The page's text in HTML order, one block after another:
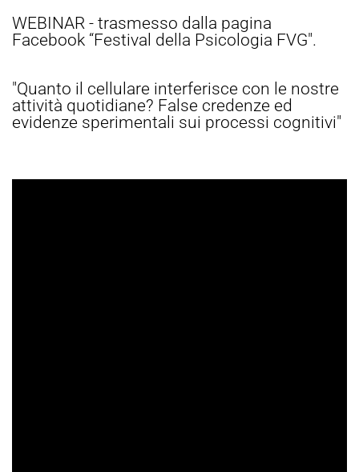
WEBINAR - trasmesso dalla pagina
Facebook “Festival della Psicologia FVG".
"Quanto il cellulare interferisce con le nostre
attività quotidiane? False credenze ed
evidenze sperimentali sui processi cognitivi"